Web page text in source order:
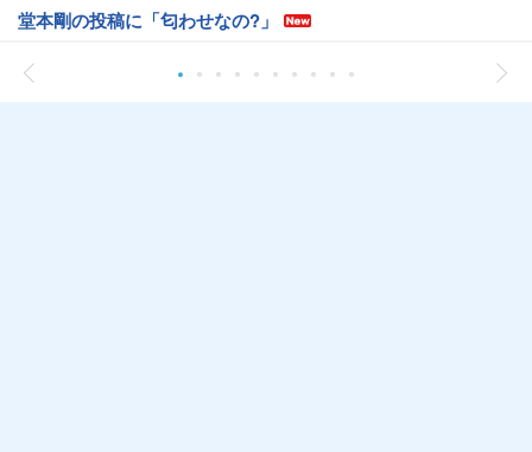
堂本剛の投稿に「匂わせなの?」